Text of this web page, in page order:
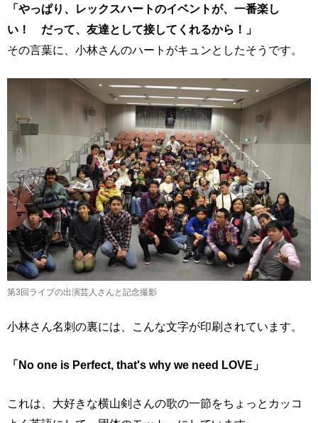
「やっぱり、レックスハートのイベントが、一番楽し
い！ だって、友達として接してくれるから！」
その言葉に、小林さんのハートがキュンとしたそうです。
第3回ライブの出演芸人さんと記念撮影
小林さん名刺の裏には、こんな文字が印刷されています。
「No one is Perfect, that's why we need LOVE」
これは、大好きな横山剣さんの歌の一節をちょっとカッコ